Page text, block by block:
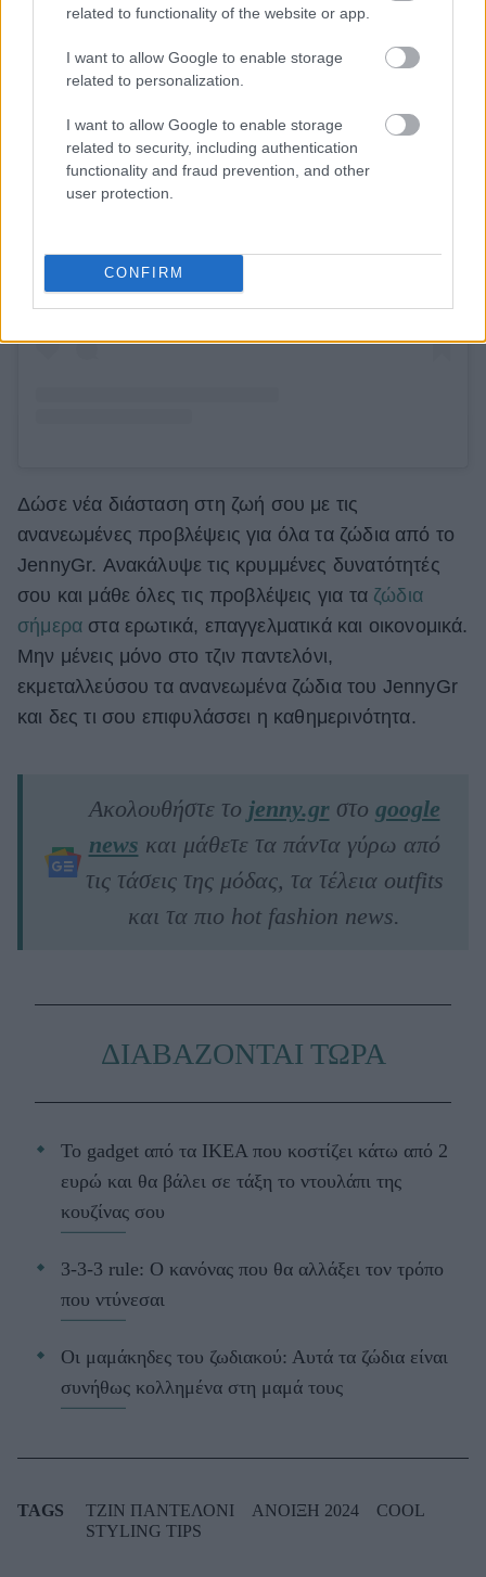
related to functionality of the website or app.
I want to allow Google to enable storage
related to personalization.
I want to allow Google to enable storage
related to security, including authentication
functionality and fraud prevention, and other
user protection.
CONFIRM
Δώσε νέα διάσταση στη ζωή σου με τις
ανανεωμένες προβλέψεις για όλα τα ζώδια από το
JennyGr. Ανακάλυψε τις κρυμμένες δυνατότητές
σου και μάθε όλες τις προβλέψεις για τα ζώδια
σήμερα στα ερωτικά, επαγγελματικά και οικονομικά.
Μην μένεις μόνο στο τζιν παντελόνι,
εκμεταλλεύσου τα ανανεωμένα ζώδια του JennyGr
και δες τι σου επιφυλάσσει η καθημερινότητα.
Ακολουθήστε το jenny.grστο google
news και μάθετε τα πάντα γύρω από
τις τάσεις της μόδας, τα τέλεια outfits
και τα πιο hot fashion news.
ΔΙΑΒΑΖΟΝΤΑΙ ΤΩΡΑ
Το gadget από τα IKEA που κοστίζει κάτω από 2
ευρώ και θα βάλει σε τάξη το ντουλάπι της
κουζίνας σου
3-3-3 rule: Ο κανόνας που θα αλλάξει τον τρόπο
που ντύνεσαι
Οι μαμάκηδες του ζωδιακού: Αυτά τα ζώδια είναι
συνήθως κολλημένα στη μαμά τους
TAGS ΤΖΙΝ ΠΑΝΤΕΛΟΝΙ ΑΝΟΙΞΗ 2024
COOL
STYLING TIPS